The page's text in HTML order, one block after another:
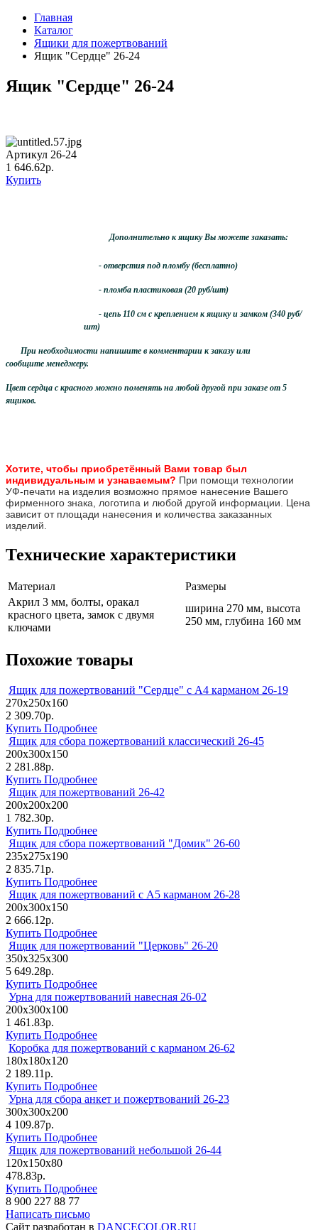
Главная
Каталог
Ящики для пожертвований
Ящик "Сердце" 26-24
Ящик "Сердце" 26-24
Артикул 26-24
1 646.62р.
Купить
Дополнительно к ящику Вы можете заказать:
- отверстия под пломбу (бесплатно)
- пломба пластиковая (20 руб/шт)
- цепь 110 см с креплением к ящику и замком (340 руб/
шт)
При необходимости напишите в комментарии к заказу или
сообщите менеджеру.
Цвет сердца с красного можно поменять на любой другой при заказе от 5
ящиков.
Хотите, чтобы приобретённый Вами товар был
индивидуальным и узнаваемым? При помощи технологии
УФ-печати на изделия возможно прямое нанесение Вашего
фирменного знака, логотипа и любой другой информации. Цена
зависит от площади нанесения и количества заказанных
изделий.
Технические характеристики
Материал
Размеры
Акрил 3 мм, болты, оракал
красного цвета, замок с двумя
ключами
ширина 270 мм, высота
250 мм, глубина 160 мм
Похожие товары
Ящик для пожертвований "Сердце" с А4 карманом 26-19
270х250х160
2 309.70р.
Купить Подробнее
Ящик для сбора пожертвований классический 26-45
200х300х150
2 281.88р.
Купить Подробнее
Ящик для пожертвований 26-42
200х200х200
1 782.30р.
Купить Подробнее
Ящик для сбора пожертвований "Домик" 26-60
235х275х190
2 835.71р.
Купить Подробнее
Ящик для пожертвований с А5 карманом 26-28
200х300х150
2 666.12р.
Купить Подробнее
Ящик для пожертвований "Церковь" 26-20
350х325х300
5 649.28р.
Купить Подробнее
Урна для пожертвований навесная 26-02
200х300х100
1 461.83р.
Купить Подробнее
Коробка для пожертвований с карманом 26-62
180х180х120
2 189.11р.
Купить Подробнее
Урна для сбора анкет и пожертвований 26-23
300х300х200
4 109.87р.
Купить Подробнее
Ящик для пожертвований небольшой 26-44
120х150х80
478.83р.
Купить Подробнее
8 900 227 88 77
Написать письмо
Сайт разработан в DANCECOLOR.RU